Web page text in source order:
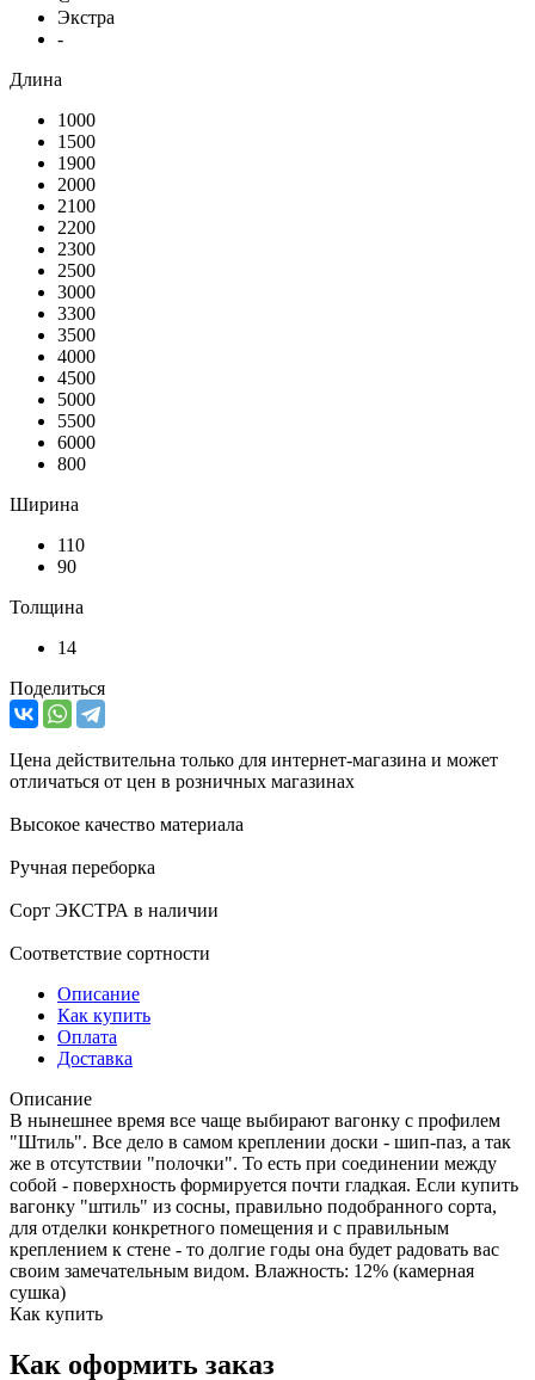
Экстра
-
Длина
1000
1500
1900
2000
2100
2200
2300
2500
3000
3300
3500
4000
4500
5000
5500
6000
800
Ширина
110
90
Толщина
14
Поделиться
Цена действительна только для интернет-магазина и может
отличаться от цен в розничных магазинах
Высокое качество материала
Ручная переборка
Сорт ЭКСТРА в наличии
Соответствие сортности
Описание
Как купить
Оплата
Доставка
Описание
В нынешнее время все чаще выбирают вагонку с профилем
"Штиль". Все дело в самом креплении доски - шип-паз, а так
же в отсутствии "полочки". То есть при соединении между
собой - поверхность формируется почти гладкая. Если купить
вагонку "штиль" из сосны, правильно подобранного сорта,
для отделки конкретного помещения и с правильным
креплением к стене - то долгие годы она будет радовать вас
своим замечательным видом. Влажность: 12% (камерная
сушка)
Как купить
Как оформить заказ